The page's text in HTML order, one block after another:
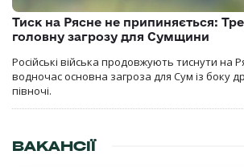
Тиск на Рясне не припиняється:
головну загрозу для Сумщини
Російські війська продовжують тиснути на
водночас основна загроза для Сум із боку
півночі.
ВАКАНСІЇ